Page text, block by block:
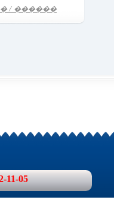
/ ������
11-05